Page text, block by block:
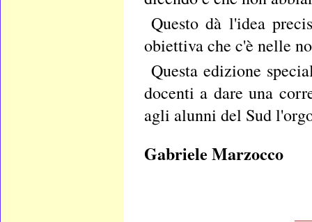
Questo dà l'idea
obiettiva che c'è nelle
Questa edizione
docenti a dare una
agli alunni del Sud
Gabriele Marzocco